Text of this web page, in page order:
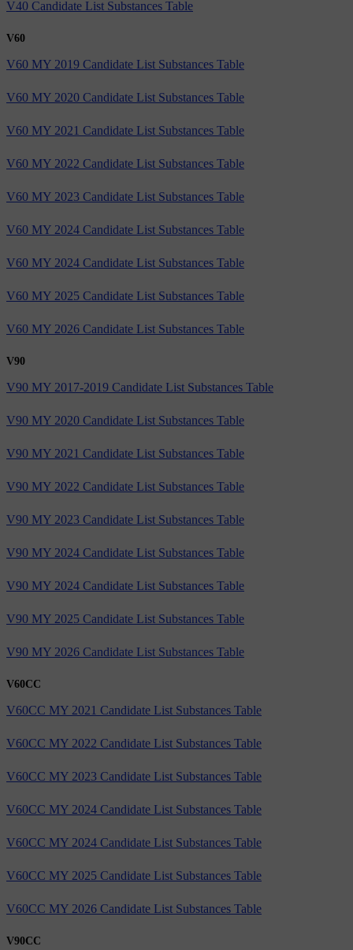
V40 Candidate List Substances Table
V60
V60 MY 2019 Candidate List Substances Table
V60 MY 2020 Candidate List Substances Table
V60 MY 2021 Candidate List Substances Table
V60 MY 2022 Candidate List Substances Table
V60 MY 2023 Candidate List Substances Table
V60 MY 2024 Candidate List Substances Table
V60 MY 2024 Candidate List Substances Table
V60 MY 2025 Candidate List Substances Table
V60 MY 2026 Candidate List Substances Table
V90
V90 MY 2017-2019 Candidate List Substances Table
V90 MY 2020 Candidate List Substances Table
V90 MY 2021 Candidate List Substances Table
V90 MY 2022 Candidate List Substances Table
V90 MY 2023 Candidate List Substances Table
V90 MY 2024 Candidate List Substances Table
V90 MY 2024 Candidate List Substances Table
V90 MY 2025 Candidate List Substances Table
V90 MY 2026 Candidate List Substances Table
V60CC
V60CC MY 2021 Candidate List Substances Table
V60CC MY 2022 Candidate List Substances Table
V60CC MY 2023 Candidate List Substances Table
V60CC MY 2024 Candidate List Substances Table
V60CC MY 2024 Candidate List Substances Table
V60CC MY 2025 Candidate List Substances Table
V60CC MY 2026 Candidate List Substances Table
V90CC